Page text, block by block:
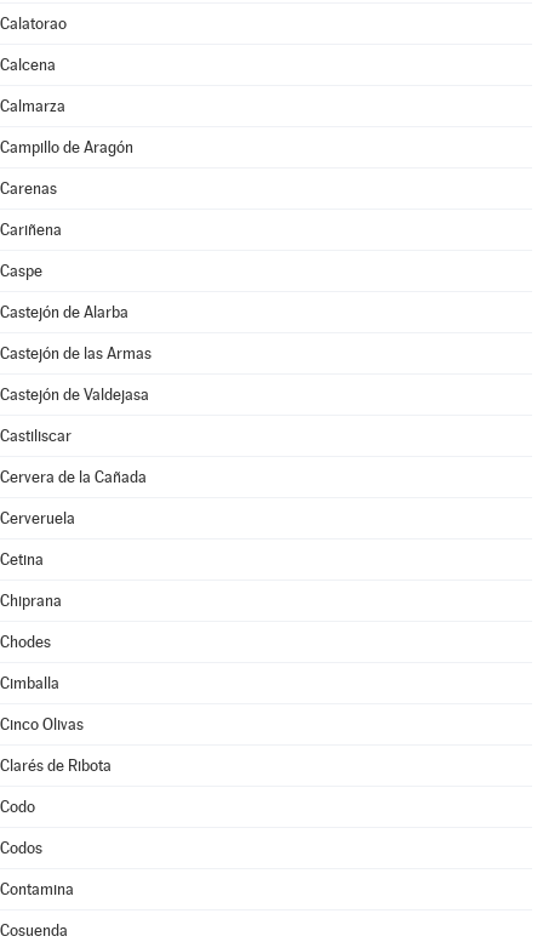
Calatorao
Calcena
Calmarza
Campillo de Aragón
Carenas
Cariñena
Caspe
Castejón de Alarba
Castejón de las Armas
Castejón de Valdejasa
Castiliscar
Cervera de la Cañada
Cerveruela
Cetina
Chiprana
Chodes
Cimballa
Cinco Olivas
Clarés de Ribota
Codo
Codos
Contamina
Cosuenda